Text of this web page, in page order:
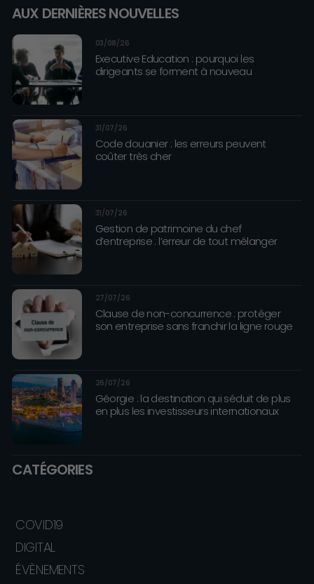
AUX DERNIÈRES NOUVELLES
03/08/26
Executive Education : pourquoi les
dirigeants se forment à nouveau
31/07/26
Code douanier : les erreurs peuvent
coûter très cher
31/07/26
Gestion de patrimoine du chef
d’entreprise : l’erreur de tout mélanger
27/07/26
Clause de non-concurrence : protéger
son entreprise sans franchir la ligne rouge
26/07/26
Géorgie : la destination qui séduit de plus
en plus les investisseurs internationaux
CATÉGORIES
COVID19
DIGITAL
ÉVÈNEMENTS